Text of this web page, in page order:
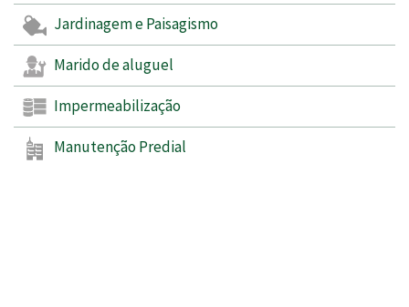
Jardinagem e Paisagismo
Marido de aluguel
Impermeabilização
Manutenção Predial